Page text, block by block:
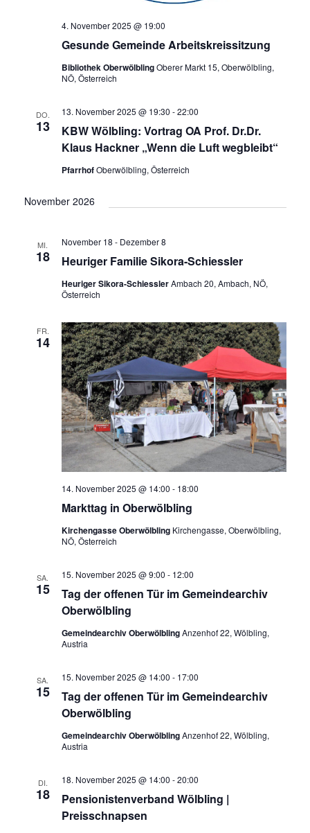
Gesunde Gemeinde Arbeitskreissitzung
4. November 2025 @ 19:00
Bibliothek OberwölblingOberer Markt 15, Oberwölbling,
NÖ, Österreich
DO.
13
KBW Wölbling: Vortrag OA Prof. Dr.Dr.
Klaus Hackner „Wenn die Luft wegbleibt“
13. November 2025 @ 19:30 -22:00
PfarrhofOberwölbling, Österreich
November 2026
MI.
18 Heuriger Familie Sikora-Schiessler
November 18 - Dezember 8
Heuriger Sikora-SchiesslerAmbach 20, Ambach, NÖ,
Österreich
FR.
14
Markttag in Oberwölbling
14. November 2025 @ 14:00 - 18:00
Kirchengasse Oberwölbling Kirchengasse, Oberwölbling,
NÖ, Österreich
SA.
15
Tag der offenen Tür im Gemeindearchiv
Oberwölbling
15. November 2025 @ 9:00 - 12:00
Gemeindearchiv OberwölblingAnzenhof 22, Wölbling,
Austria
SA.
15
Tag der offenen Tür im Gemeindearchiv
Oberwölbling
15. November 2025 @ 14:00 - 17:00
Gemeindearchiv OberwölblingAnzenhof 22, Wölbling,
Austria
DI.
18
Pensionistenverband Wölbling |
Preisschnapsen
18. November 2025 @ 14:00 -20:00